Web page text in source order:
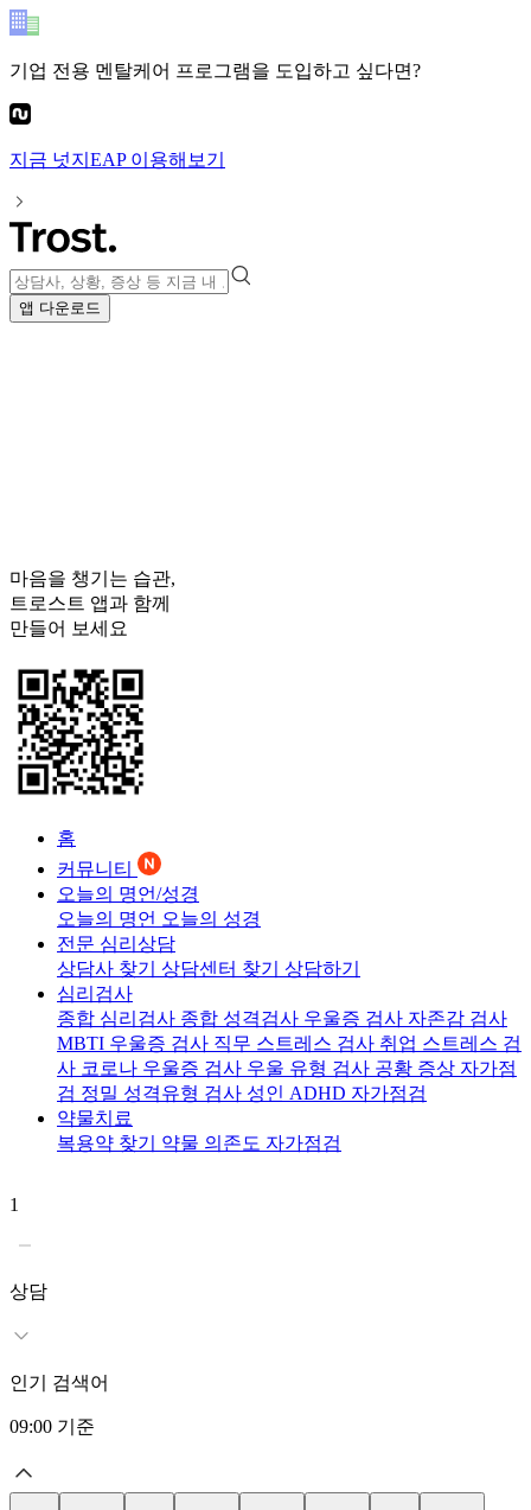
기업 전용 멘탈케어 프로그램을 도입하고 싶다면?
지금 넛지EAP이용해보기
앱 다운로드
마음을 챙기는 습관,
트로스트 앱과 함께
만들어 보세요
홈
커뮤니티
오늘의 명언/성경
오늘의 명언 오늘의 성경
전문 심리상담
상담사 찾기 상담센터 찾기 상담하기
심리검사
종합 심리검사 종합 성격검사 우울증 검사 자존감 검사
MBTI 우울증 검사 직무 스트레스 검사 취업 스트레스 검
사 코로나 우울증 검사 우울 유형 검사 공황 증상 자가점
검 정밀 성격유형 검사 성인 ADHD 자가점검
약물치료
복용약 찾기 약물 의존도 자가점검
1
상담
인기 검색어
09:00 기준